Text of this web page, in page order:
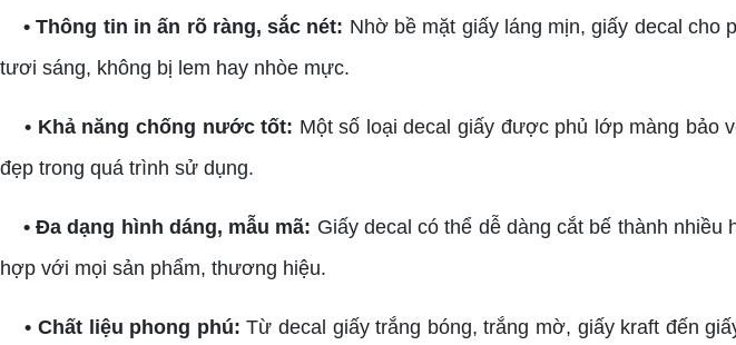
• Thông tin in ấn rõ ràng, sắc nét: Nhờ bề mặt giấy láng mịn, giấy decal
tươi sáng, không bị lem hay nhòe mực.
• Khả năng chống nước tốt: Một số loại decal giấy được phủ lớp màng bảo
đẹp trong quá trình sử dụng.
• Đa dạng hình dáng, mẫu mã: Giấy decal có thể dễ dàng cắt bế thành
hợp với mọi sản phẩm, thương hiệu.
• Chất liệu phong phú:Từ decal giấy trắng bóng, trắng mờ, giấy kraft đến